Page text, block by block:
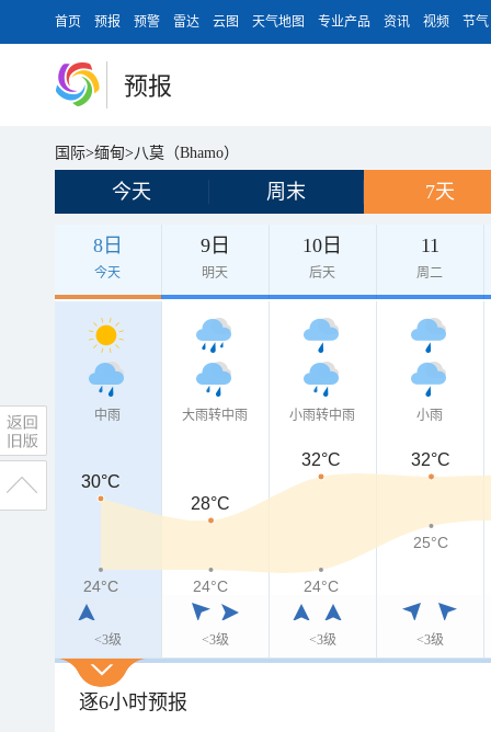
首页 预报 预警 雷达 云图 天气地图 专业产品 资讯 视频 节气
预报
国际>缅甸>八莫（Bhamo）
今天 周末 7天
8日
今天
9日
明天
10日
后天
11
周二
中雨
<3级
大雨转中雨
<3级
小雨转中雨
<3级
小雨
<3级
30°C
30°C
28°C
32°C 32°C
24°C
24°C 24°C 24°C
25°C
逐6小时预报